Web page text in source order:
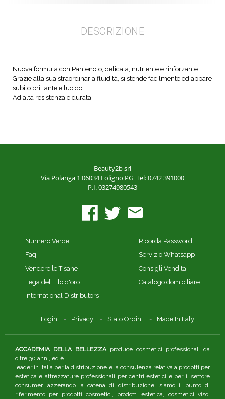
DESCRIZIONE
Nuova formula con Pantenolo, delicata, nutriente e rinforzante.
Grazie alla sua straordinaria fluidità, si stende facilmente ed appare
subito brillante e lucido.
Ad alta resistenza e durata.
Beauty2b srl
Via Polanga 1 06034 Foligno PG Tel: 0742 391000
P.I. 03274980543
Numero Verde
Faq
Vendere le Tisane
Lega del Filo d'oro
International Distributors
Ricorda Password
Servizio Whatsapp
Consigli Vendita
Catalogo domiciliare
Login Privacy Stato Ordini Made In Italy
ACCADEMIA DELLA BELLEZZAproduce cosmetici professionali da
oltre 30 anni, ed è
leader in Italia per la distribuzione e la consulenza relativa a prodotti per
estetica e attrezzature professionali per centri estetici e per il settore
consumer, azzerando la catena di distribuzione: siamo il punto di
riferimento per prodotti cosmetici, prodotti estetica, cosmetici viso.